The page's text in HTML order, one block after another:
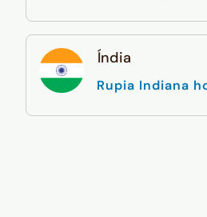
Índia
Rupia Indiana